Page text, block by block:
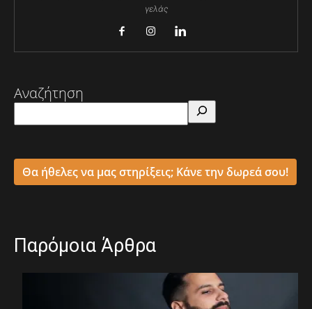
γελάς
Αναζήτηση
Θα ήθελες να μας στηρίξεις; Κάνε την δωρεά σου!
Παρόμοια Άρθρα